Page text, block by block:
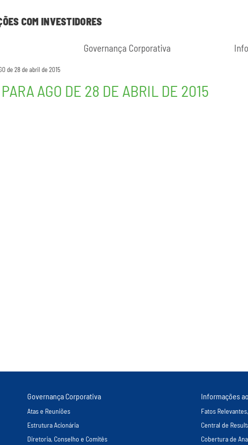
COM INVESTIDORES
Governança Corporativa
de 28 de abril de 2015
AGO DE 28 DE ABRIL DE 2015
Governança Corporativa
Atas e Reuniões
Estrutura Acionária
Diretoria, Conselho e Comitês
Informações
Fatos
Central de
Cobertura de